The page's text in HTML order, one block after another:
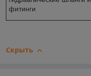
фитинги
Скрыть